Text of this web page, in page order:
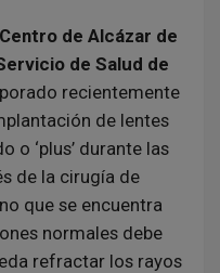
de Alcázar de
de Salud de
recientemente
de lentes
o ‘plus’ durante las
de la cirugía de
que se encuentra
normales debe
refractar los rayos